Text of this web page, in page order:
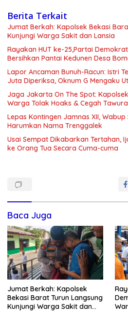
Berita Terkait
Jumat Berkah: Kapolsek Bekasi
Kunjungi Warga Sakit dan Lansia
Rayakan HUT ke-25,Partai
Bersihkan Pantai Kedunen Desa
Lapor Ancaman Bunuh-Racun: Istri
Juta Diperiksa, Oknum G Mengaku
Jaga Jakarta On The Spot:
Warga Tolak Hoaks & Cegah
Lepas Kontingen Jamnas XII,
Harumkan Nama Trenggalek
Usai Sempat Dikabarkan Tertahan,
ke Orang Tua Secara Cuma-cuma
Baca Juga
Jumat Berkah: Kapolsek
Bekasi Barat Turun Langsung
Kunjungi Warga Sakit dan